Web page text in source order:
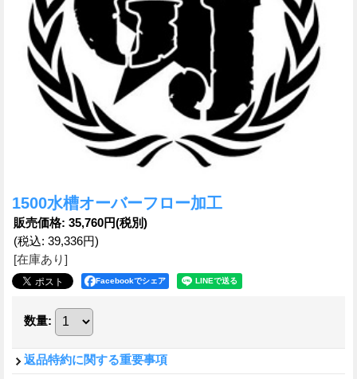
1500水槽オーバーフロー加工
販売価格: 35,760円(税別)
(税込: 39,336円)
[在庫あり]
Facebookでシェア
数量:
返品特約に関する重要事項